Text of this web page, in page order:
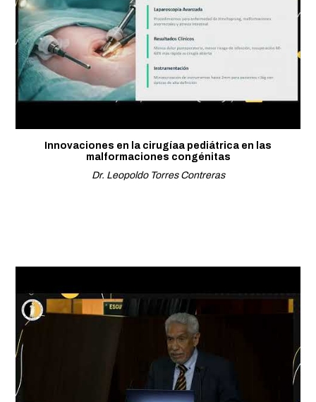
Innovaciones en la cirugíaa pediátrica en las
malformaciones congénitas
Dr. Leopoldo Torres Contreras